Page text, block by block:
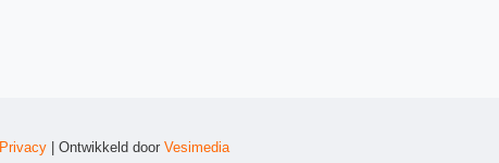
Privacy| Ontwikkeld door Vesimedia